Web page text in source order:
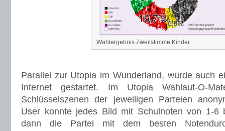
Wahlergebnis Zweitstimme Kinder
Parallel zur Utopia im Wunderland, wurde auch
Internet gestartet. Im Utopia Wahlaut-O-
Schlüsselszenen der jeweiligen Parteien
User konnte jedes Bild mit Schulnoten von 1-6
dann die Partei mit dem besten